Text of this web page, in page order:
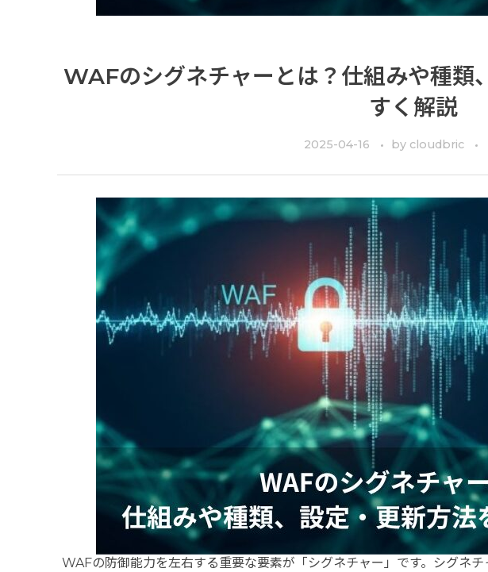
WAFのシグネチャーとは？仕組みや種類
すく解説
2025-04-16 by cloudbric
WAFの防御能力を左右する重要な要素が「シグネチャー」です。シグネ